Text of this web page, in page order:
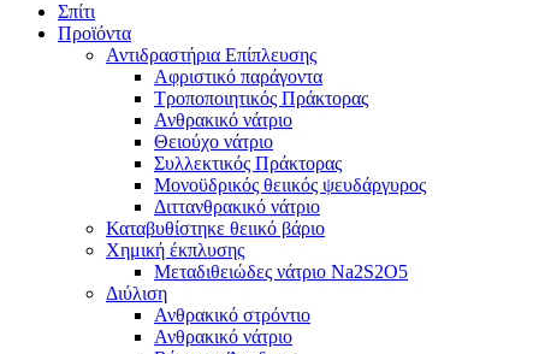
Σπίτι
Προϊόντα
Αντιδραστήρια Επίπλευσης
Αφριστικό παράγοντα
Τροποποιητικός Πράκτορας
Ανθρακικό νάτριο
Θειούχο νάτριο
Συλλεκτικός Πράκτορας
Μονοϋδρικός θειικός ψευδάργυρος
Διττανθρακικό νάτριο
Καταβυθίστηκε θειικό βάριο
Χημική έκπλυσης
Μεταδιθειώδες νάτριο Na2S2O5
Διύλιση
Ανθρακικό στρόντιο
Ανθρακικό νάτριο